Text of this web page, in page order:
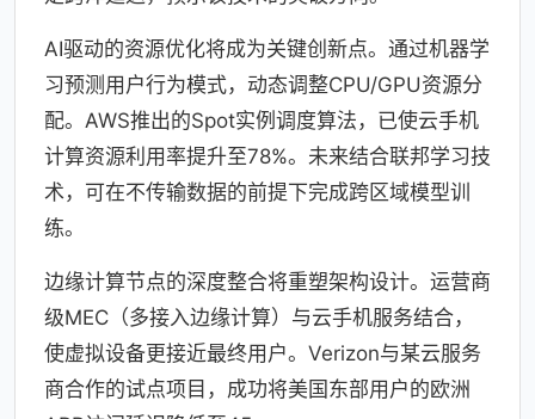
AI驱动的资源优化将成为关键创新点。通过机器学
习预测用户行为模式，动态调整CPU/GPU资源分
配。AWS推出的Spot实例调度算法，已使云手机
计算资源利用率提升至78%。未来结合联邦学习技
术，可在不传输数据的前提下完成跨区域模型训
练。
边缘计算节点的深度整合将重塑架构设计。运营商
级MEC（多接入边缘计算）与云手机服务结合，
使虚拟设备更接近最终用户。Verizon与某云服务
商合作的试点项目，成功将美国东部用户的欧洲